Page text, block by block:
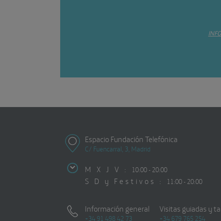
Espacio Fundación Telefónica
C/ Fuencarral, 3, Madrid
M X J V : 10:00 - 20:00
S D y Festivos : 11:00 - 20:00
Información general
+34 91 498 42 73
Visitas guiadas y
+34 679 765 254